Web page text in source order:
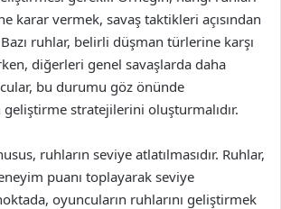
karar vermek, savaş taktikleri açısından
ruhlar, belirli düşman türlerine karşı
diğerleri genel savaşlarda daha
bu durumu göz önünde
stratejilerini oluşturmalıdır.
ruhların seviye atlatılmasıdır. Ruhlar,
puanı toplayarak seviye
oyuncuların ruhlarını geliştirmek